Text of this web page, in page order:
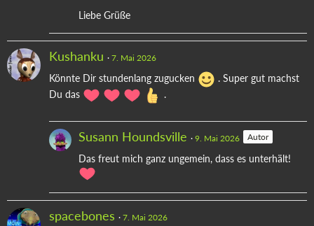
Liebe Grüße
Kushanku 7. Mai 2026
Könnte Dir stundenlang zugucken
. Super gut machst
Du das
.
Susann Houndsville 9. Mai 2026 Autor
Das freut mich ganz ungemein, dass es unterhält!
spacebones 7. Mai 2026